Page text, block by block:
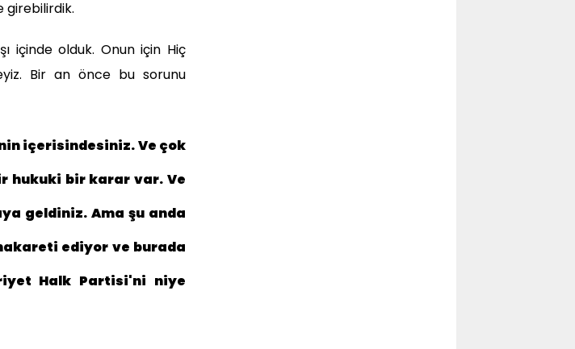
girebilirdik.
içinde olduk. Onun için Hiç
Bir an önce bu sorunu
içerisindesiniz. Ve çok
hukuki bir karar var. Ve
geldiniz. Ama şu anda
ediyor ve burada
Halk Partisi'ni niye